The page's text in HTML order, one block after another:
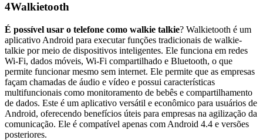
4Walkietooth
É possível usar o telefone como walkie talkie? Walkietooth é um
aplicativo Android para executar funções tradicionais de walkie-
talkie por meio de dispositivos inteligentes. Ele funciona em redes
Wi-Fi, dados móveis, Wi-Fi compartilhado e Bluetooth, o que
permite funcionar mesmo sem internet. Ele permite que as empresas
façam chamadas de áudio e vídeo e possui características
multifuncionais como monitoramento de bebês e compartilhamento
de dados. Este é um aplicativo versátil e econômico para usuários de
Android, oferecendo benefícios úteis para empresas na agilização da
comunicação. Ele é compatível apenas com Android 4.4 e versões
posteriores.